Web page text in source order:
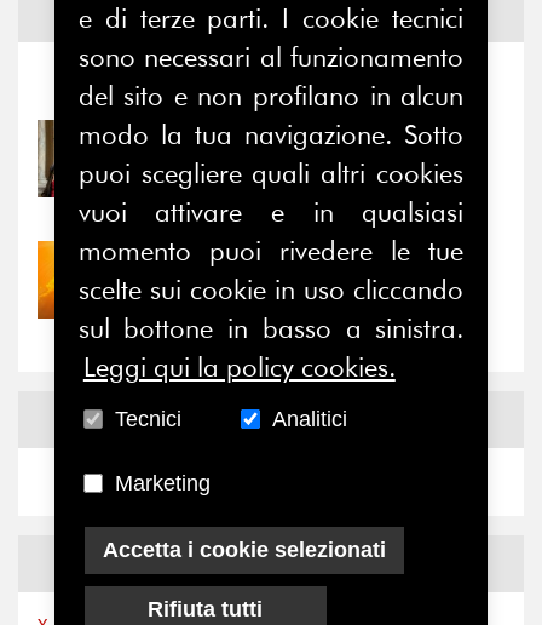
Notizie ed Eventi
Eventi
31/07/2026
Prima della pausa estiva,
il valore di...
30/07/2026
Nove anni dopo la
“grande cecità”: la...
NewsFacebook
NewsX
e di terze parti. I cookie tecnici
sono necessari al funzionamento
del sito e non profilano in alcun
modo la tua navigazione. Sotto
puoi scegliere quali altri cookies
vuoi attivare e in qualsiasi
momento puoi rivedere le tue
scelte sui cookie in uso cliccando
sul bottone in basso a sinistra.
Leggi qui la policy cookies.
Tecnici Analitici
Marketing
Accetta i cookie selezionati
Rifiuta tutti